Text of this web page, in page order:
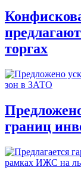
торгах
границ